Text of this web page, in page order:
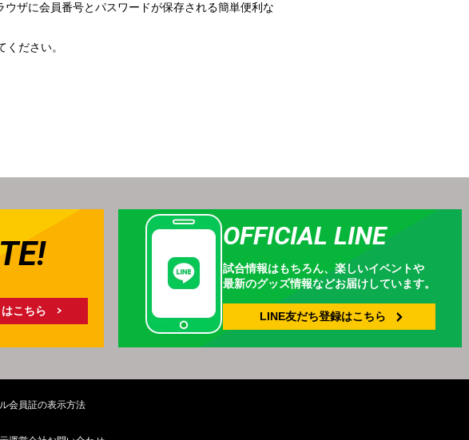
ザに会員番号とパスワードが保存される簡単便利な
ださい。
こちら
OFFICIAL LINE
試合情報はもちろん、 楽しいイベントや
最新のグッズ情報などお届けしています。
LINE友だち登録はこちら
会員証の表示方法